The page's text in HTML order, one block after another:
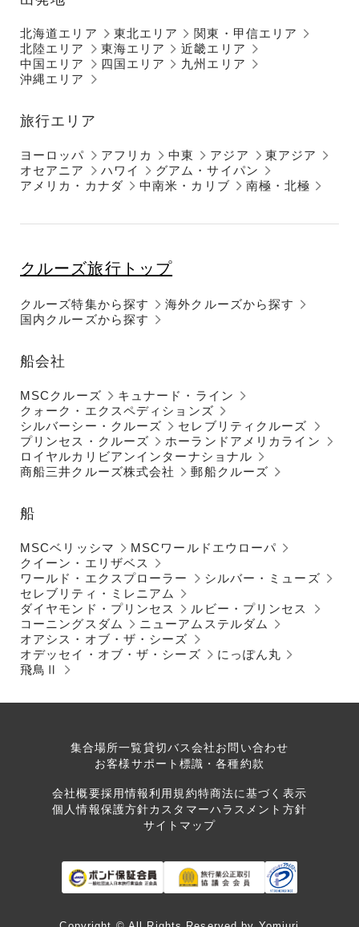
北海道エリア 東北エリア
関東・甲信エリア
北陸エリア
東海エリア
近畿エリア
中国エリア
四国エリア
九州エリア
沖縄エリア
旅行エリア
ヨーロッパ アフリカ 中東 アジア
東アジア
オセアニア
ハワイ
グアム・サイパン
アメリカ・カナダ
中南米・カリブ 南極・北極
クルーズ旅行トップ
クルーズ特集から探す
国内クルーズから探す
海外クルーズから探す
船会社
MSCクルーズ
キュナード・ライン
クォーク・エクスペディションズ
シルバーシー・クルーズ
セレブリティクルーズ
プリンセス・クルーズ
ホーランドアメリカライン
ロイヤルカリビアンインターナショナル
商船三井クルーズ株式会社
郵船クルーズ
船
MSCベリッシマ
MSCワールドエウローパ
クイーン・エリザベス
ワールド・エクスプローラー
シルバー・ミューズ
セレブリティ・ミレニアム
ダイヤモンド・プリンセス
ルビー・プリンセス
コーニングスダム
ニューアムステルダム
オアシス・オブ・ザ・シーズ
オデッセイ・オブ・ザ・シーズ
にっぽん丸
飛鳥Ⅱ
集合場所一覧貸切バス会社お問い合わせ
お客様サポート 標識・各種約款
会社概要採用情報利用規約特商法に基づく表示
個人情報保護方針カスタマーハラスメント方針
サイトマップ